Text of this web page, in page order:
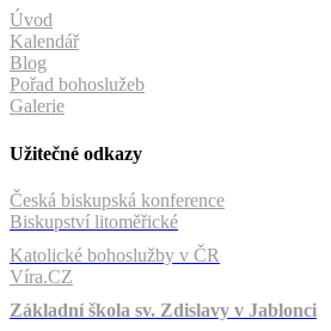
Úvod
Kalendář
Blog
Pořad bohoslužeb
Galerie
Užitečné odkazy
Česká biskupská konference
Biskupství litoměřické
Katolické bohoslužby v ČR
Víra.CZ
Základní škola sv. Zdislavy v Jablonci